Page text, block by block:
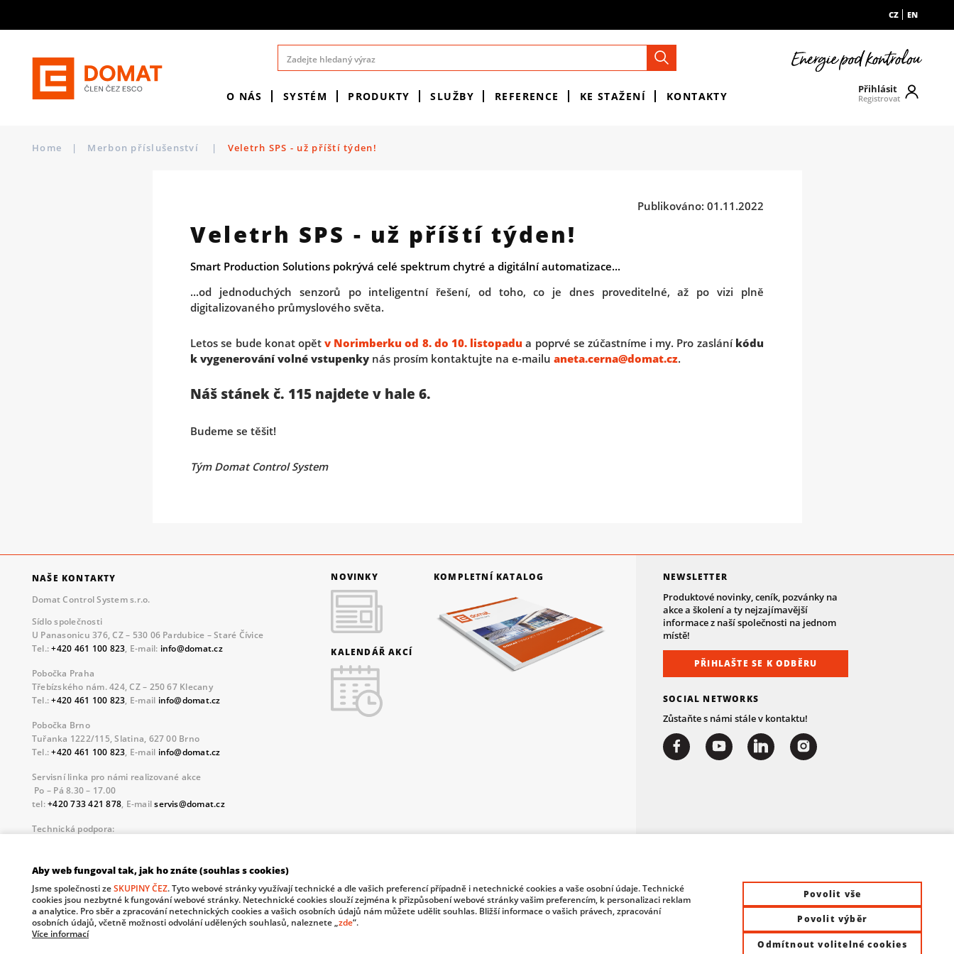
CZ EN
O NÁS SYSTÉM PRODUKTY SLUŽBY REFERENCE KE STAŽENÍ KONTAKTY
Přihlásit
Registrovat
Home | Merbon příslušenství | Veletrh SPS - už příští týden!
Publikováno: 01.11.2022
Veletrh SPS - už příští týden!
Smart Production Solutions pokrývá celé spektrum chytré a digitální automatizace...
...od jednoduchých senzorů po inteligentní řešení, od toho, co je dnes proveditelné, až po vizi plně
digitalizovaného průmyslového světa.
Letos se bude konat opětv Norimberku od 8. do 10. listopadu a poprvé se zúčastníme i my. Pro zaslání kódu
k vygenerování volné vstupenky nás prosím kontaktujte na e-mailuaneta.cerna@domat.cz.
Náš stánek č. 115 najdete v hale 6.
Budeme se těšit!
Tým Domat Control System
NEWSLETTER
Produktové novinky, ceník, pozvánky na
akce a školení a ty nejzajímavější
informace z naší společnosti na jednom
místě!
PŘIHLAŠTE SE K ODBĚRU
SOCIAL NETWORKS
Zůstaňte s námi stále v kontaktu!
NOVINKY
KALENDÁŘ AKCÍ
KOMPLETNÍ KATALOG
NAŠE KONTAKTY
Domat Control System s.r.o.
Sídlo společnosti
U Panasonicu 376, CZ – 530 06 Pardubice – Staré Čívice
Tel.:+420 461 100 823, E-mail: info@domat.cz
Pobočka Praha
Třebízského nám. 424, CZ – 250 67 Klecany
Tel.:+420 461 100 823, E-mail info@domat.cz
Pobočka Brno
Tuřanka 1222/115, Slatina, 627 00 Brno
Tel.:+420 461 100 823, E-mail info@domat.cz
Servisní linka pro námi realizované akce
Po – Pá 8.30 – 17.00
tel:+420 733 421 878, E-mailservis@domat.cz
Technická podpora:
Informace o zpracovávaných osobních údajích.
The European Regional Development Fund and The Ministry of Industry and Trade of the Czech Republic support investment in
your future.
Aby web fungoval tak, jak ho znáte (souhlas s cookies)
Jsme společnosti zeSKUPINY ČEZ. Tyto webové stránky využívají technické a dle vašich preferencí případně i netechnické cookies a vaše osobní údaje. Technické
cookies jsou nezbytné k fungování webové stránky. Netechnické cookies slouží zejména k přizpůsobení webové stránky vašim preferencím, k personalizaci reklam
a analytice. Pro sběr a zpracování netechnických cookies a vašich osobních údajů nám můžete udělit souhlas. Bližší informace o vašich právech, zpracování
osobních údajů, včetně možnosti odvolání udělených souhlasů, naleznete „zde“.
Více informací
Povolit vše
Povolit výběr
Odmítnout volitelné cookies